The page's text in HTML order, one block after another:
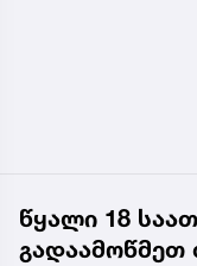
წყალი 18
გადაამოწმეთ